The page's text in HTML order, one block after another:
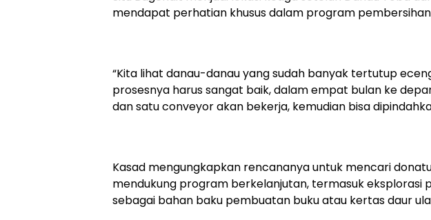
mendapat perhatian khusus dalam program
“Kita lihat danau-danau yang sudah banyak tertutup
prosesnya harus sangat baik, dalam empat bulan ke
dan satu conveyor akan bekerja, kemudian bisa
Kasad mengungkapkan rencananya untuk mencari
mendukung program berkelanjutan, termasuk eksplorasi
sebagai bahan baku pembuatan buku atau kertas daur